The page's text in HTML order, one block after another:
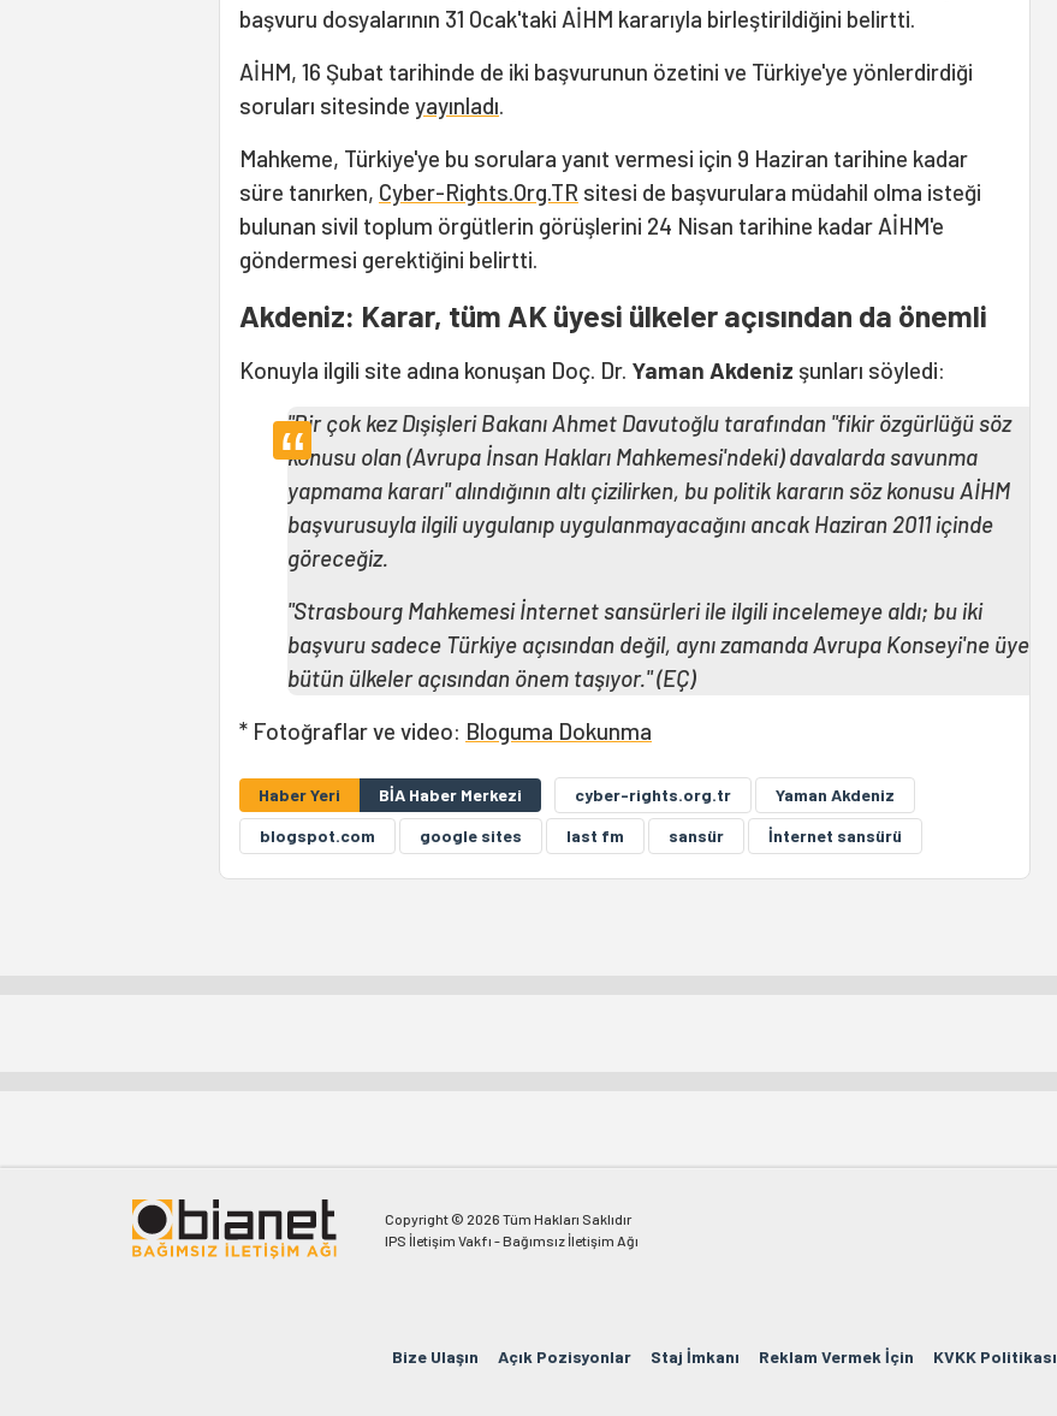
başvuru dosyalarının 31 Ocak'taki AİHM kararıyla birleştirildiğini belirtti.
AİHM, 16 Şubat tarihinde de iki başvurunun özetini ve Türkiye'ye yönlerdirdiği
soruları sitesinde yayınladı.
Mahkeme, Türkiye'ye bu sorulara yanıt vermesi için 9 Haziran tarihine kadar
süre tanırken, Cyber-Rights.Org.TR sitesi de başvurulara müdahil olma isteği
bulunan sivil toplum örgütlerin görüşlerini 24 Nisan tarihine kadar AİHM'e
göndermesi gerektiğini belirtti.
Akdeniz: Karar, tüm AK üyesi ülkeler açısından da önemli
Konuyla ilgili site adına konuşan Doç. Dr. Yaman Akdeniz şunları söyledi:
"Bir çok kez Dışişleri Bakanı Ahmet Davutoğlu tarafından "fikir özgürlüğü söz
konusu olan (Avrupa İnsan Hakları Mahkemesi'ndeki) davalarda savunma
yapmama kararı" alındığının altı çizilirken, bu politik kararın söz konusu AİHM
başvurusuyla ilgili uygulanıp uygulanmayacağını ancak Haziran 2011 içinde
göreceğiz.
"Strasbourg Mahkemesi İnternet sansürleri ile ilgili incelemeye aldı; bu iki
başvuru sadece Türkiye açısından değil, aynı zamanda Avrupa Konseyi'ne üye
bütün ülkeler açısından önem taşıyor." (EÇ)
* Fotoğraflar ve video: Bloguma Dokunma
Haber Yeri BİA Haber Merkezi cyber-rights.org.tr
Yaman Akdeniz
blogspot.com
google sites last fm sansür İnternet sansürü
Copyright © 2026 Tüm Hakları Saklıdır
IPS İletişim Vakfı - Bağımsız İletişim Ağı
Bize Ulaşın Açık Pozisyonlar Staj İmkanı Reklam Vermek İçin KVKK Politikası